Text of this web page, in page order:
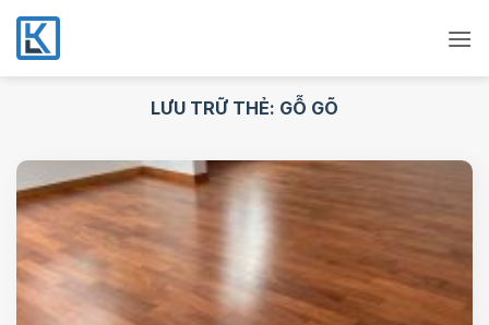
Bỏ
qua
nội
LƯU TRỮ THẺ: GỖ GÕ